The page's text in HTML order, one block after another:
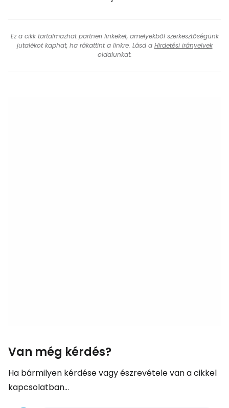
Ez a cikk tartalmazhat partneri linkeket, amelyekből szerkesztőségünk
jutalékot kaphat, ha rákattint a linkre. Lásd a Hirdetési irányelvek
oldalunkat.
Van még kérdés?
Ha bármilyen kérdése vagy észrevétele van a cikkel
kapcsolatban...